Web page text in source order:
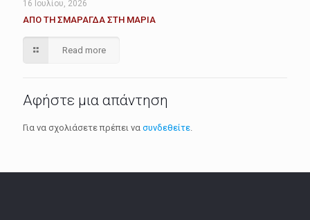
16 Ιουλίου, 2026
ΑΠΟ ΤΗ ΣΜΑΡΑΓΔΑ ΣΤΗ ΜΑΡΙΑ
Read more
Αφήστε μια απάντηση
Για να σχολιάσετε πρέπει να συνδεθείτε